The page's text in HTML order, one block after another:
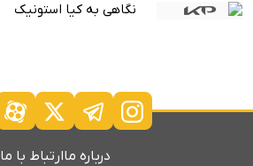
نگاهی به کیا استونیک
درباره ماارتباط با ما